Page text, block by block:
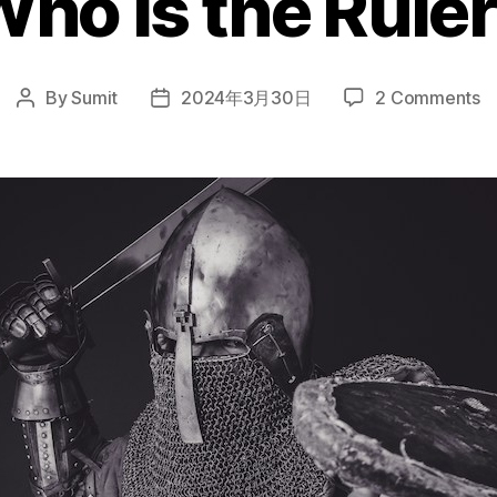
PostBySumit
Post2024年3月30日 2 Commentson